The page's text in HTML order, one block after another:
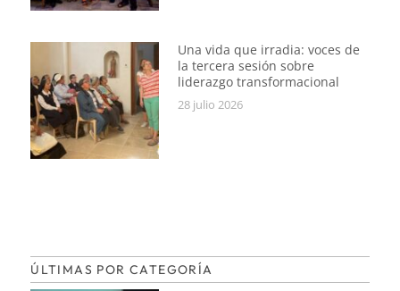
Una vida que irradia: voces de
la tercera sesión sobre
liderazgo transformacional
28 julio 2026
ÚLTIMAS POR CATEGORÍA